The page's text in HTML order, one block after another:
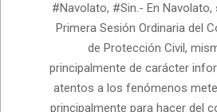
#Navolato, #Sin.- En Navolato,
Primera Sesión Ordinaria del
de Protección Civil,
principalmente de carácter
atentos a los fenómenos
principalmente para hacer del